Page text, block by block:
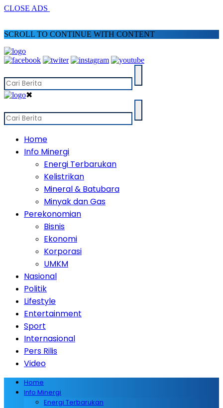
CLOSE ADS
SCROLL TO CONTINUE WITH CONTENT
✖
Home
Info Minergi
Energi Terbarukan
Kelistrikan
Mineral & Batubara
Minyak dan Gas
Perekonomian
Bisnis
Ekonomi
Korporasi
UMKM
Nasional
Politik
Lifestyle
Entertainment
Sport
Internasional
Pers Rilis
Video
Home
Info Minergi
Energi Terbarukan